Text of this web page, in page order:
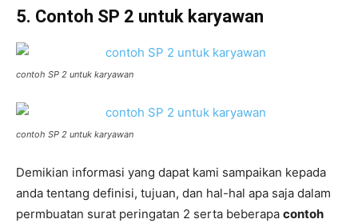
5. Contoh SP 2 untuk karyawan
contoh SP 2 untuk karyawan
contoh SP 2 untuk karyawan
Demikian informasi yang dapat kami sampaikan kepada
anda tentang definisi, tujuan, dan hal-hal apa saja dalam
permbuatan surat peringatan 2 serta beberapa contoh